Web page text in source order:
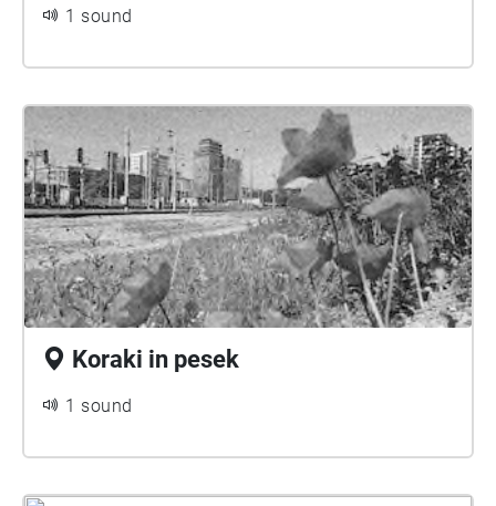
1 sound
Koraki in pesek
1 sound